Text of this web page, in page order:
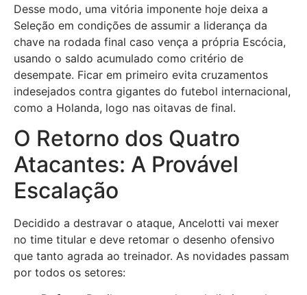
Desse modo, uma vitória imponente hoje deixa a
Seleção em condições de assumir a liderança da
chave na rodada final caso vença a própria Escócia,
usando o saldo acumulado como critério de
desempate. Ficar em primeiro evita cruzamentos
indesejados contra gigantes do futebol internacional,
como a Holanda, logo nas oitavas de final.
O Retorno dos Quatro
Atacantes: A Provável
Escalação
Decidido a destravar o ataque, Ancelotti vai mexer
no time titular e deve retomar o desenho ofensivo
que tanto agrada ao treinador. As novidades passam
por todos os setores: